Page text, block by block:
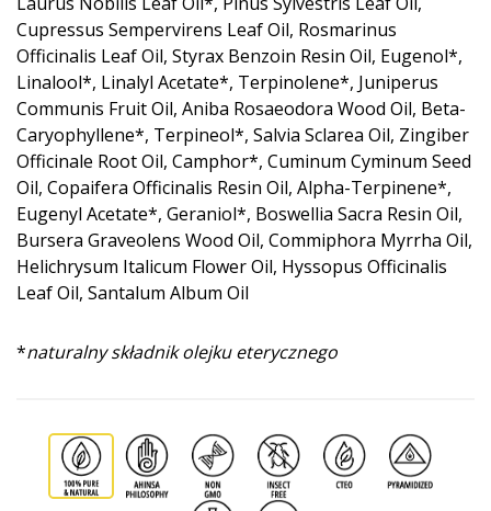
Cupressus Sempervirens Leaf Oil, Rosmarinus
Officinalis Leaf Oil, Styrax Benzoin Resin Oil, Eugenol*,
Linalool*, Linalyl Acetate*, Terpinolene*, Juniperus
Communis Fruit Oil, Aniba Rosaeodora Wood Oil, Beta-
Caryophyllene*, Terpineol*, Salvia Sclarea Oil, Zingiber
Officinale Root Oil, Camphor*, Cuminum Cyminum Seed
Oil, Copaifera Officinalis Resin Oil, Alpha-Terpinene*,
Eugenyl Acetate*, Geraniol*, Boswellia Sacra Resin Oil,
Bursera Graveolens Wood Oil, Commiphora Myrrha Oil,
Helichrysum Italicum Flower Oil, Hyssopus Officinalis
Leaf Oil, Santalum Album Oil
*naturalny składnik olejku eterycznego